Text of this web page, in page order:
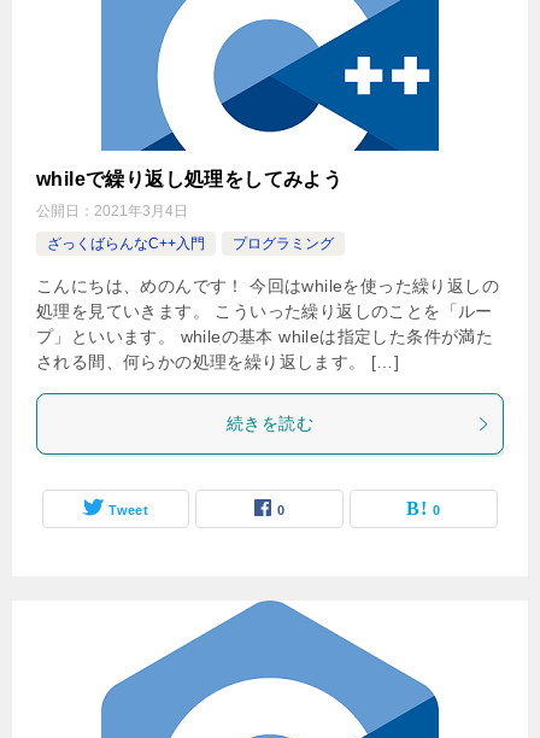
whileで繰り返し処理をしてみよう
公開日： 2021年3月4日
ざっくばらんなC++入門
プログラミング
こんにちは、めのんです！ 今回はwhileを使った繰り返しの
処理を見ていきます。 こういった繰り返しのことを「ルー
プ」といいます。 whileの基本 whileは指定した条件が満た
される間、何らかの処理を繰り返します。 […]
続きを読む
Tweet 0 0